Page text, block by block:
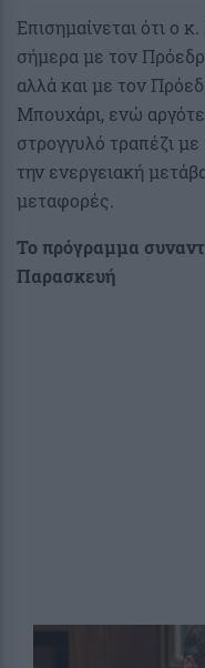
Eπισημαίνεται ότι o
σήμερα με τον
αλλά και με τον
Μπουχάρι, ενώ
στρογγυλό τραπέζι
την ενεργειακή
μεταφορές.
Το πρόγραμμα
Παρασκευή